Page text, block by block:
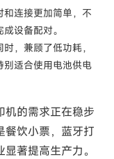
和连接更加简单，不
设备配对。
，兼顾了低功耗，
别适合使用电池供电
机的需求正在稳步
餐饮小票，蓝牙打
著提高生产力。